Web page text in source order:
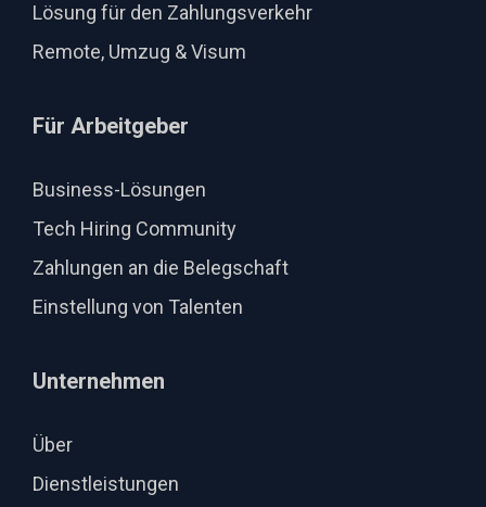
Lösung für den Zahlungsverkehr
Remote, Umzug & Visum
Für Arbeitgeber
Business-Lösungen
Tech Hiring Community
Zahlungen an die Belegschaft
Einstellung von Talenten
Unternehmen
Über
Dienstleistungen